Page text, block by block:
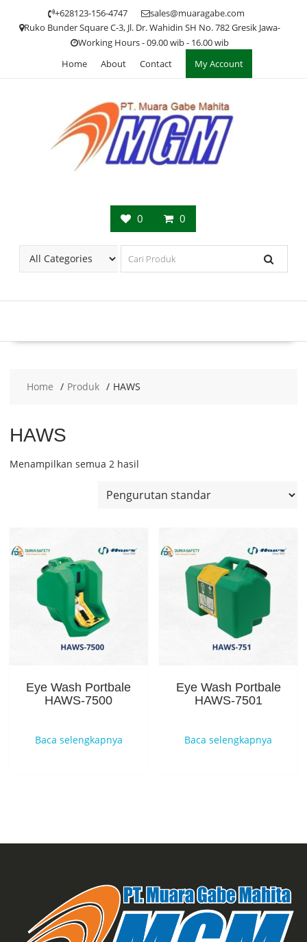
+628123-156-4747
sales@muaragabe.com
Ruko Bunder Square C-3, Jl. Dr. Wahidin SH No. 782 Gresik Jawa-
Working Hours - 09.00 wib - 16.00 wib
Home
About Contact My Account
0 0
Home Produk HAWS
HAWS
Menampilkan semua 2 hasil
Eye Wash Portbale
HAWS-7500
Baca selengkapnya
Eye Wash Portbale
HAWS-7501
Baca selengkapnya